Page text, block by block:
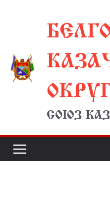
содержимому
СОЮЗ